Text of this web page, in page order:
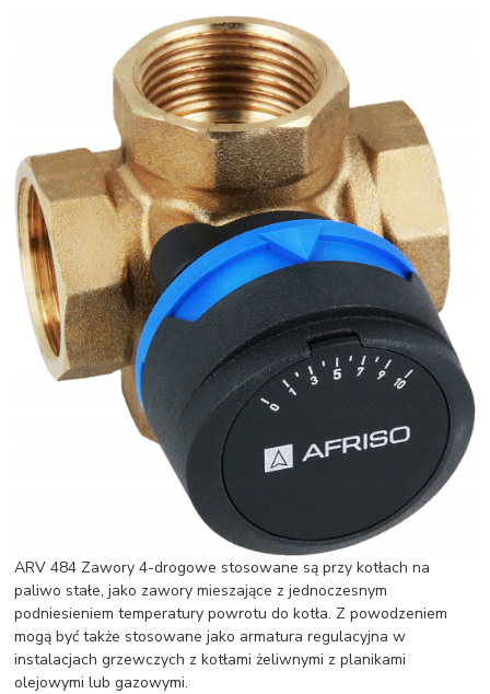
ARV 484 Zawory 4-drogowe stosowane są przy kotłach na
paliwo stałe, jako zawory mieszające z jednoczesnym
podniesieniem temperatury powrotu do kotła. Z powodzeniem
mogą być także stosowane jako armatura regulacyjna w
instalacjach grzewczych z kotłami żeliwnymi z planikami
olejowymi lub gazowymi.